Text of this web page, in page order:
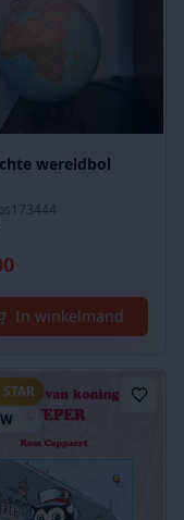
wereldbol
In winkelmand
STAR